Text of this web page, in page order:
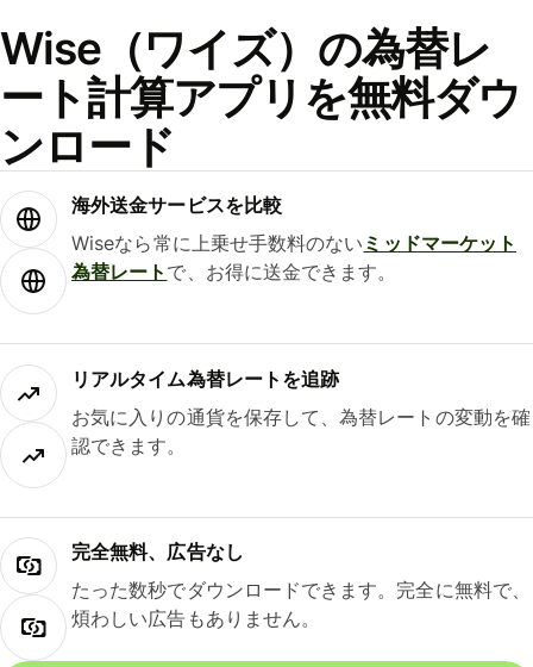
Wise（ワイズ）の為替レ
ート計算アプリを無料ダウ
ンロード
海外送金サービスを比較
Wiseなら常に上乗せ手数料のない ミッドマーケット
為替レート で、お得に送金できます。
リアルタイム為替レートを追跡
お気に入りの通貨を保存して、為替レートの変動を確
認できます。
完全無料、広告なし
たった数秒でダウンロードできます。完全に無料で、
煩わしい広告もありません。